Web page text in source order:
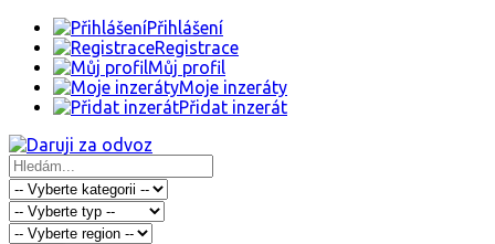
Přihlášení
Registrace
Můj profil
Moje inzeráty
Přidat inzerát